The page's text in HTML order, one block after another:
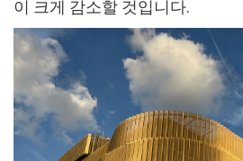
이 크게 감소할 것입니다.